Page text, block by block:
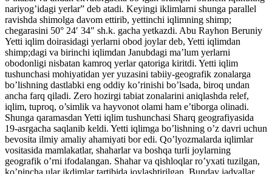
nariyog’idagi yerlar” deb atadi. Keyingi iklimlarni shunga parallel
ravishda shimolga davom ettirib, yettinchi iqlimning shimp;
chegarasini 50° 24′ 34″ sh.k. gacha yetkazdi. Abu Rayhon Beruniy
Yetti iqlim doirasidagi yerlarni obod joylar deb, Yetti iqlimdan
shimp;dagi va birinchi iqlimdan Janubdagi ma’lum yerlarni
obodonligi nisbatan kamroq yerlar qatoriga kiritdi. Yetti iqlim
tushunchasi mohiyatidan yer yuzasini tabiiy-geografik zonalarga
bo’lishning dastlabki eng oddiy ko’rinishi bo’lsada, biroq undan
ancha farq qiladi. Zero hozirgi tabiat zonalarini aniqlashda relef,
iqlim, tuproq, o’simlik va hayvonot olami ham e’tiborga olinadi.
Shunga qaramasdan Yetti iqlim tushunchasi Sharq geografiyasida
19-asrgacha saqlanib keldi. Yetti iqlimga bo’lishning o’z davri uchun
bevosita ilmiy amaliy ahamiyati bor edi. Qo’lyozmalarda iqlimlar
vositasida mamlakatlar, shaharlar va boshqa turli joylarning
geografik o’rni ifodalangan. Shahar va qishloqlar ro’yxati tuzilgan,
ko’pincha ular ikdimlar tartibida joylashtirilgan. Bunday jadvallar